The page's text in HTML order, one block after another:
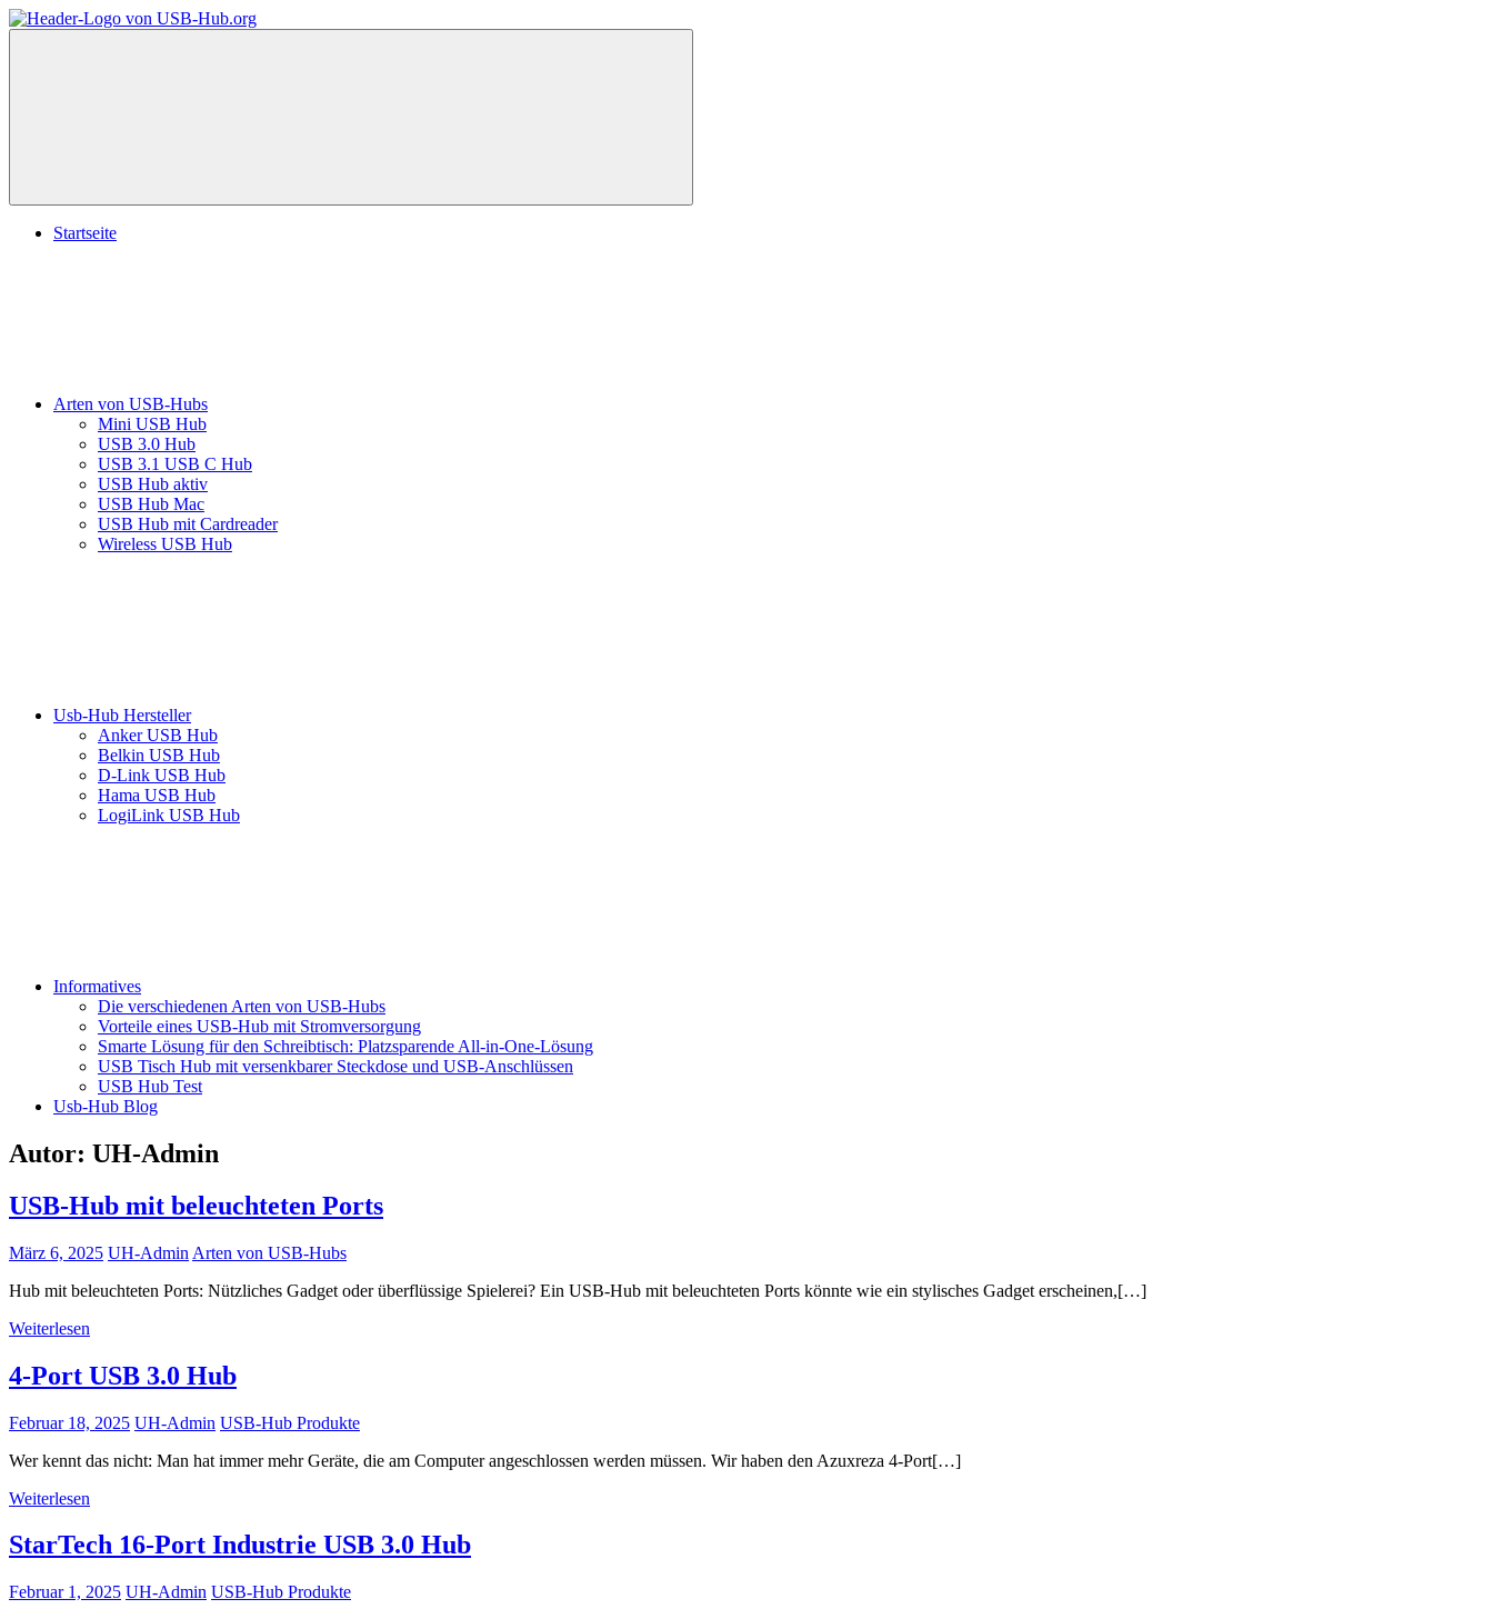
Zum
Inhalt
Kauf
Menü
Startseite
Arten von USB-Hubs
Mini USB Hub
USB 3.0 Hub
USB 3.1 USB C Hub
USB Hub aktiv
USB Hub Mac
USB Hub mit Cardreader
Wireless USB Hub
Usb-Hub Hersteller
Anker USB Hub
Belkin USB Hub
D-Link USB Hub
Hama USB Hub
LogiLink USB Hub
Informatives
Die verschiedenen Arten von USB-Hubs
Vorteile eines USB-Hub mit Stromversorgung
Smarte Lösung für den Schreibtisch: Platzsparende All-in-One-Lösung
USB Tisch Hub mit versenkbarer Steckdose und USB-Anschlüssen
USB Hub Test
Usb-Hub Blog
Autor: UH-Admin
USB-Hub mit beleuchteten Ports
März 6, 2025 UH-Admin Arten von USB-Hubs
Hub mit beleuchteten Ports: Nützliches Gadget oder überflüssige Spielerei? Ein USB-Hub mit beleuchteten Ports könnte wie ein stylisches Gadget erscheinen,[…]
Weiterlesen
4-Port USB 3.0 Hub
Februar 18, 2025 UH-Admin USB-Hub Produkte
Wer kennt das nicht: Man hat immer mehr Geräte, die am Computer angeschlossen werden müssen. Wir haben den Azuxreza 4-Port[…]
Weiterlesen
StarTech 16-Port Industrie USB 3.0 Hub
Februar 1, 2025 UH-Admin USB-Hub Produkte